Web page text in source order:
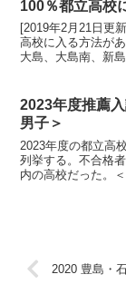
100％都立高校
[2019年2月21日更
高校に入る方法が
大島、大島南、新
2023年度推薦
男子＞
2023年度の都立高
列挙する。不合格
内の高校だっ
2020 豊島・